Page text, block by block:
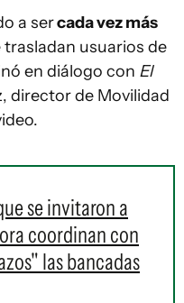
a sercada vez más
usuarios de
en diálogo con El
director de Movilidad
se invitaron a
coordinan con
las bancadas